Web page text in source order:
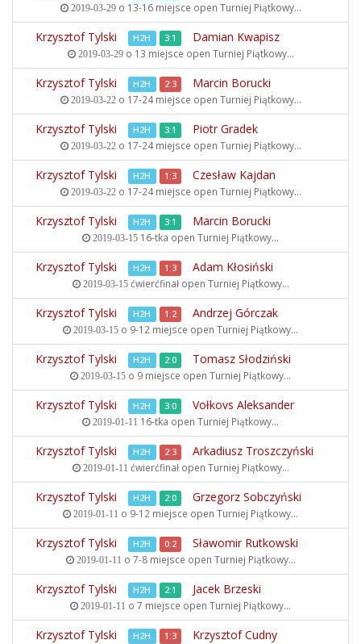
2019-03-29o 13-16 miejsce open Turniej Piątkowy...
Krzysztof Tylski H2H 3:1 Damian Kwapisz
2019-03-29o 13 miejsce open Turniej Piątkowy...
Krzysztof Tylski H2H 2:3 Marcin Borucki
2019-03-22o 17-24 miejsce open Turniej Piątkowy...
Krzysztof Tylski H2H 3:1 Piotr Gradek
2019-03-22o 17-24 miejsce open Turniej Piątkowy...
Krzysztof Tylski H2H 1:3 Czesław Kajdan
2019-03-22o 17-24 miejsce open Turniej Piątkowy...
Krzysztof Tylski H2H 3:1 Marcin Borucki
2019-03-15 16-tka open Turniej Piątkowy...
Krzysztof Tylski H2H 1:3 Adam Kłosiński
2019-03-15ćwierćfinał open Turniej Piątkowy...
Krzysztof Tylski H2H 1:2 Andrzej Górczak
2019-03-15 o 9-12 miejsce open Turniej Piątkowy...
Krzysztof Tylski H2H 2:0 Tomasz Słodziński
2019-03-15 o 9 miejsce open Turniej Piątkowy...
Krzysztof Tylski H2H 3:0 Vołkovs Aleksander
2019-01-11 16-tka open Turniej Piątkowy...
Krzysztof Tylski H2H 2:3 Arkadiusz Troszczyński
2019-01-11 ćwierćfinał open Turniej Piątkowy...
Krzysztof Tylski H2H 2:0 Grzegorz Sobczyński
2019-01-11 o 9-12 miejsce open Turniej Piątkowy...
Krzysztof Tylski H2H 0:2 Sławomir Rutkowski
2019-01-11 o 7-8 miejsce open Turniej Piątkowy...
Krzysztof Tylski H2H 2:1 Jacek Brzeski
2019-01-11 o 7 miejsce open Turniej Piątkowy...
Krzysztof Tylski H2H 1:3 Krzysztof Cudny